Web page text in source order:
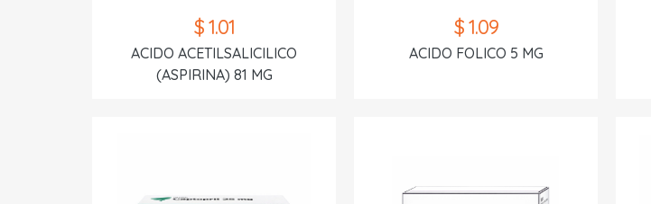
$ 1.01
ACIDO ACETILSALICILICO
(ASPIRINA) 81 MG
$ 1.09
ACIDO FOLICO 5 MG